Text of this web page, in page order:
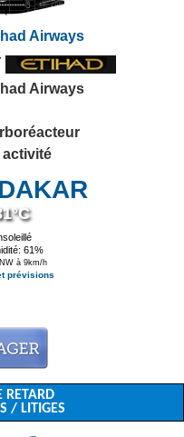
Airways
Airways
activité
61%
à 9km/h
prévisions
/ LITIGES